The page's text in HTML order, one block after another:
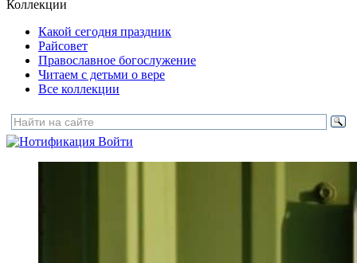
Коллекции
Какой сегодня праздник
Райсовет
Православное богослужение
Читаем с детьми о вере
Все коллекции
Войти